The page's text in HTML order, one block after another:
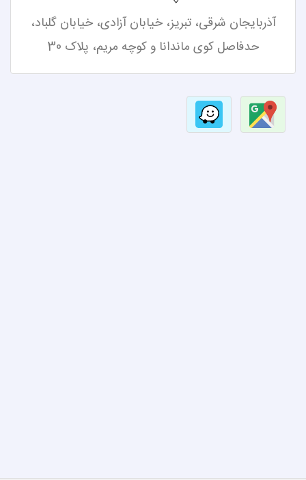
آذربایجان شرقی، تبریز،خیابان آزادی، خیابان گلباد،
حدفاصل کوی ماندانا و کوچه مریم، پلاک 30